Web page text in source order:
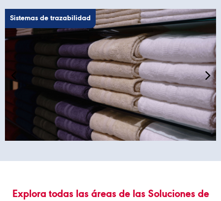
Sistemas de trazabilidad
Explora todas las áreas de las Soluciones de